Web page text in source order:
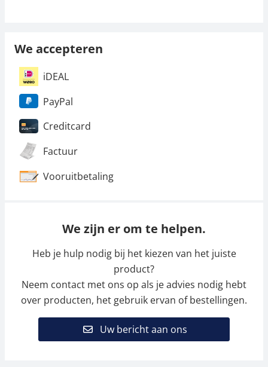
We accepteren
iDEAL
PayPal
Creditcard
Factuur
Vooruitbetaling
We zijn er om te helpen.
Heb je hulp nodig bij het kiezen van het juiste
product?
Neem contact met ons op als je advies nodig hebt
over producten, het gebruik ervan of bestellingen.
Uw bericht aan ons